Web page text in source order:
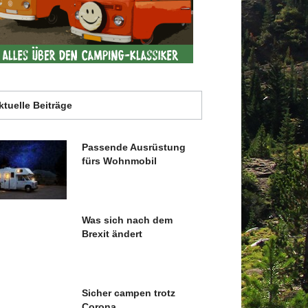
Beiträge
Passende Ausrüstung
fürs Wohnmobil
Was sich nach dem
Brexit ändert
Sicher campen trotz